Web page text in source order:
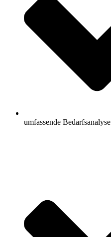
umfassende Bedarfsanalyse